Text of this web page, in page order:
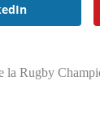
la Rugby